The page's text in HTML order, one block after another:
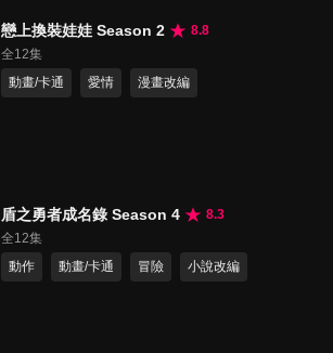
戀上換裝娃娃 Season 2
8.8
全12集
動畫/卡通
愛情 漫畫改編
盾之勇者成名錄 Season 4
8.3
全12集
動作
動畫/卡通 冒險 小說改編